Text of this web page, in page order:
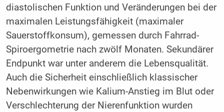
diastolischen Funktion und Veränderungen bei der
maximalen Leistungsfähigkeit (maximaler
Sauerstoffkonsum), gemessen durch Fahrrad-
Spiroergometrie nach zwölf Monaten. Sekundärer
Endpunkt war unter anderem die Lebensqualität.
Auch die Sicherheit einschließlich klassischer
Nebenwirkungen wie Kalium-Anstieg im Blut oder
Verschlechterung der Nierenfunktion wurden